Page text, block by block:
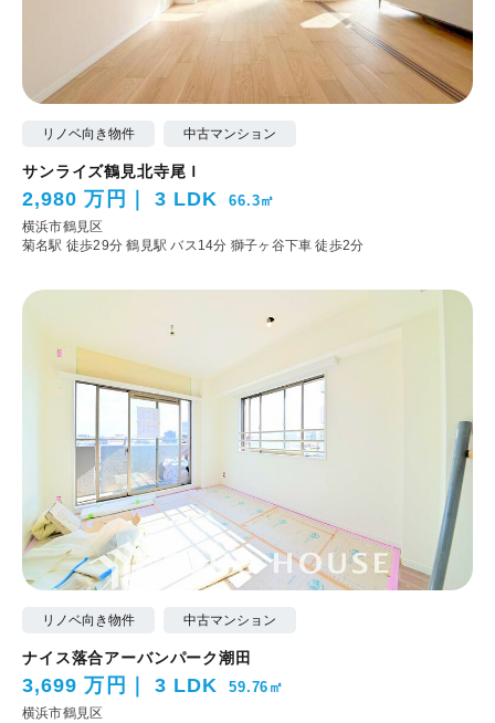
リノベ向き物件 中古マンション
サンライズ鶴見北寺尾Ｉ
2,980 万円 3 LDK 66.3㎡
横浜市鶴見区
菊名駅 徒歩29分鶴見駅 バス14分 獅子ヶ谷下車 徒歩2分
リノベ向き物件 中古マンション
ナイス落合アーバンパーク潮田
3,699 万円 3 LDK 59.76㎡
横浜市鶴見区